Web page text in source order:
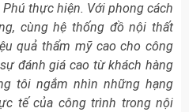
thực hiện. Với phong cách
cùng hệ thống đồ nội thất
quả thẩm mỹ cao cho công
đánh giá cao từ khách hàng
tôi ngắm nhìn những hạng
tế của công trình trong nội